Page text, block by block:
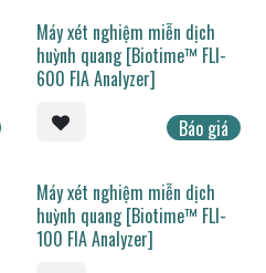
Máy xét nghiệm miễn dịch
huỳnh quang [Biotime™ FLI-
600 FIA Analyzer]
Báo giá
Máy xét nghiệm miễn dịch
huỳnh quang [Biotime™ FLI-
100 FIA Analyzer]